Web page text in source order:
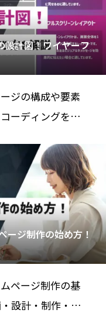
設計図！ワイヤーフ
ジの構成や要素
ーディングを進
ージ制作の始め方！
ページ制作の基
設計・制作・公